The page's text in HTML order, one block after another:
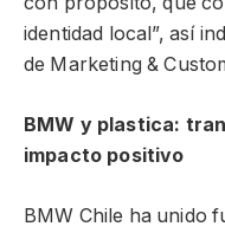
identidad local”, así
de Marketing &
BMW y plastica:
impacto positivo
BMW Chile ha unido